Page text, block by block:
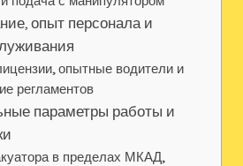
опыт персонала и
опытные водители и
регламентов
параметры работы и
в пределах МКАД,